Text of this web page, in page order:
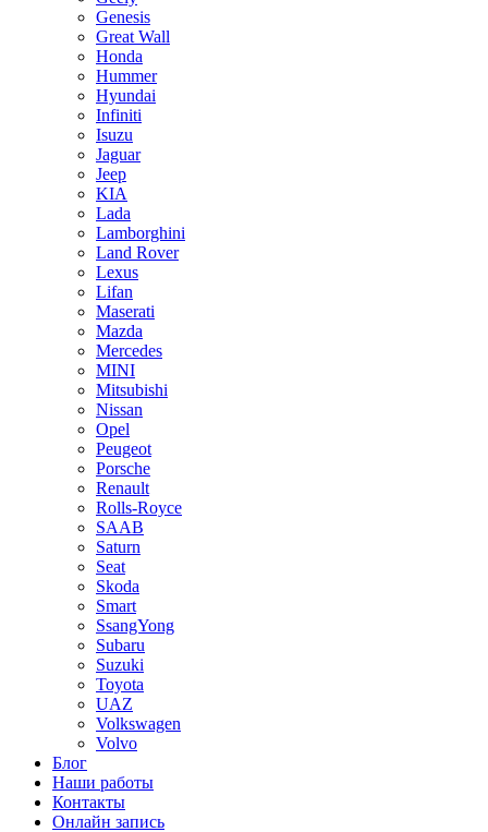
Genesis
Great Wall
Honda
Hummer
Hyundai
Infiniti
Isuzu
Jaguar
Jeep
KIA
Lada
Lamborghini
Land Rover
Lexus
Lifan
Maserati
Mazda
Mercedes
MINI
Mitsubishi
Nissan
Opel
Peugeot
Porsche
Renault
Rolls-Royce
SAAB
Saturn
Seat
Skoda
Smart
SsangYong
Subaru
Suzuki
Toyota
UAZ
Volkswagen
Volvo
Блог
Наши работы
Контакты
Онлайн запись